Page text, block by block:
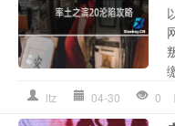
ltz 04-30 0